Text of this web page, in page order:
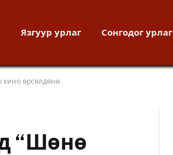
Язгуур урлаг Сонгодог урлаг
кино өрсөлдөнө
“Шөнө